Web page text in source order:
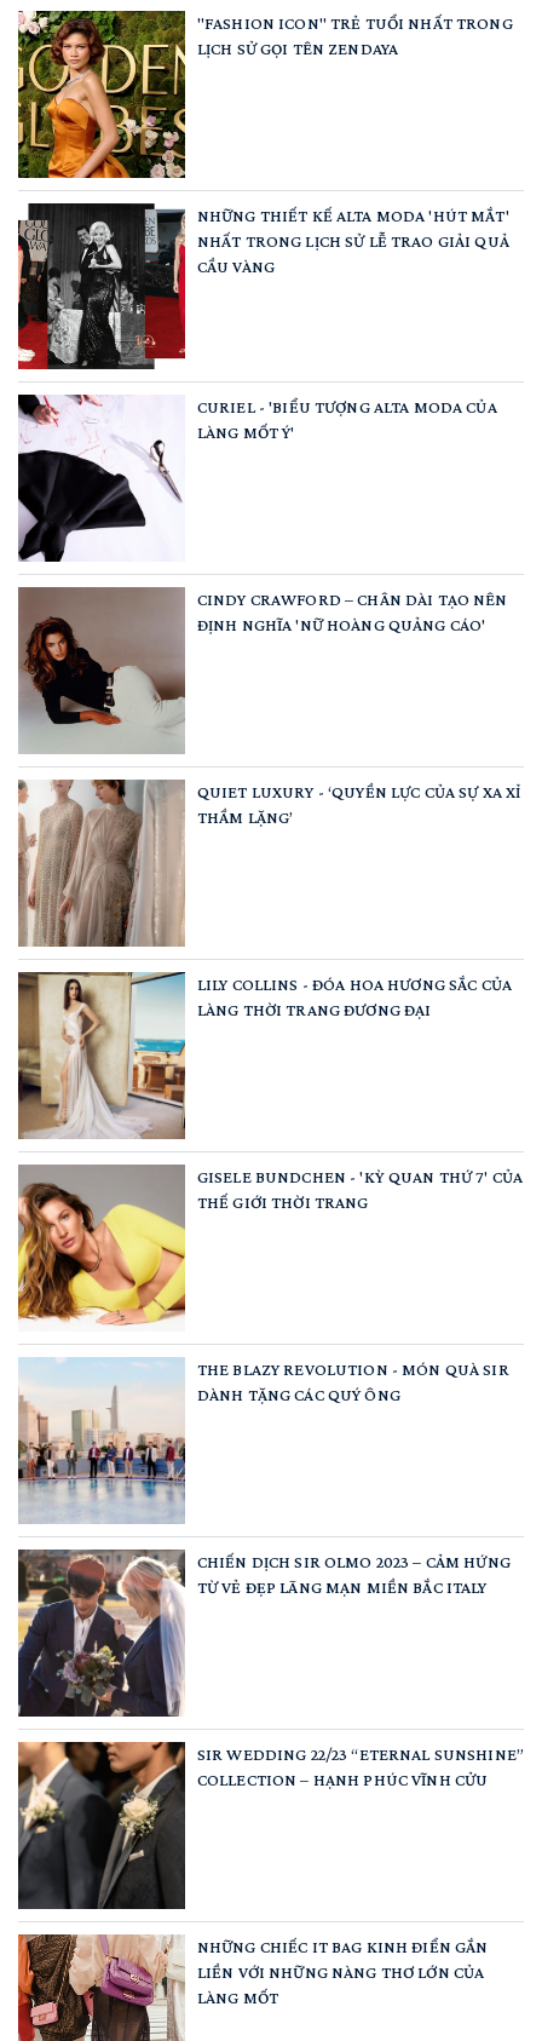
"FASHION ICON" TRẺ TUỔI NHẤT TRONG
LỊCH SỬ GỌI TÊN ZENDAYA
NHỮNG THIẾT KẾ ALTA MODA 'HÚT MẮT'
NHẤT TRONG LỊCH SỬ LỄ TRAO GIẢI QUẢ
CẦU VÀNG
CURIEL - 'BIỂU TƯỢNG ALTA MODA CỦA
LÀNG MỐT Ý'
CINDY CRAWFORD – CHÂN DÀI TẠO NÊN
ĐỊNH NGHĨA 'NỮ HOÀNG QUẢNG CÁO'
QUIET LUXURY - ‘QUYỀN LỰC CỦA SỰ XA XỈ
THẦM LẶNG’
LILY COLLINS - ĐÓA HOA HƯƠNG SẮC CỦA
LÀNG THỜI TRANG ĐƯƠNG ĐẠI
GISELE BUNDCHEN - 'KỲ QUAN THỨ 7' CỦA
THẾ GIỚI THỜI TRANG
THE BLAZY REVOLUTION - MÓN QUÀ SIR
DÀNH TẶNG CÁC QUÝ ÔNG
CHIẾN DỊCH SIR OLMO 2023 – CẢM HỨNG
TỪ VẺ ĐẸP LÃNG MẠN MIỀN BẮC ITALY
SIR WEDDING 22/23 “ETERNAL SUNSHINE”
COLLECTION – HẠNH PHÚC VĨNH CỬU
NHỮNG CHIẾC IT BAG KINH ĐIỂN GẮN
LIỀN VỚI NHỮNG NÀNG THƠ LỚN CỦA
LÀNG MỐT